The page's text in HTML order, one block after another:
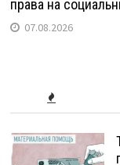
права на
07.08.2026